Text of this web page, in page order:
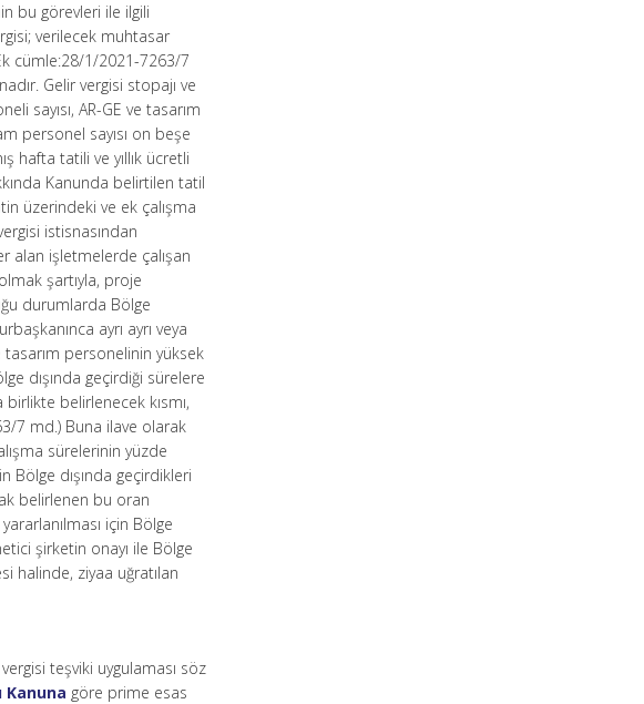
bu görevleri ile ilgili
verilecek muhtasar
cümle:28/1/2021-7263/7
Gelir vergisi stopajı ve
sayısı, AR-GE ve tasarım
personel sayısı on beşe
hafta tatili ve yıllık ücretli
Kanunda belirtilen tatil
üzerindeki ve ek çalışma
istisnasından
alan işletmelerde çalışan
şartıyla, proje
durumlarda Bölge
ayrı ayrı veya
tasarım personelinin yüksek
dışında geçirdiği sürelere
belirlenecek kısmı,
7 md.) Buna ilave olarak
sürelerinin yüzde
Bölge dışında geçirdikleri
belirlenen bu oran
için Bölge
şirketin onayı ile Bölge
halinde, ziyaa uğratılan
teşviki uygulaması söz
Kanuna göre prime esas